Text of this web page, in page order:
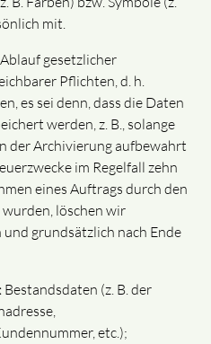
mit.
gesetzlicher
Pflichten, d. h.
es sei denn, dass die Daten
werden, z. B., solange
der Archivierung aufbewahrt
im Regelfall zehn
eines Auftrags durch den
löschen wir
grundsätzlich nach Ende
Bestandsdaten (z. B. der
etc.);